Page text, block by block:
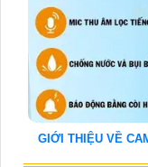
GIỚI THIỆU VỀ